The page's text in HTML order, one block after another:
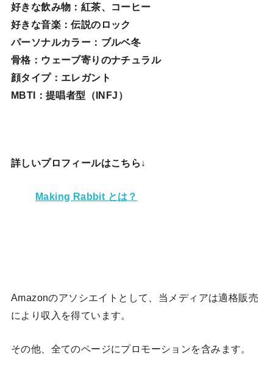
好きな飲み物：紅茶、コーヒー
好きな音楽：伝説のロック
パーソナルカラー：ブルベ冬
骨格：ウェーブ寄りのナチュラル
顔タイプ：エレガン ト
MBTI：提唱者型（INFJ）
詳しいプロフィールはこちら↓
Making Rabbit とは？
Amazonのアソシエイトとして、当メディアは適格販売
により収入を得ています。
その他、全てのページにプロモーションを含みます。